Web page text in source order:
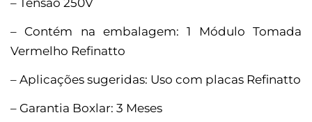
– Contém na embalagem: 1 Módulo Tomada
Vermelho Refinatto
– Aplicações sugeridas: Uso com placas Refinatto
– Garantia Boxlar: 3 Meses